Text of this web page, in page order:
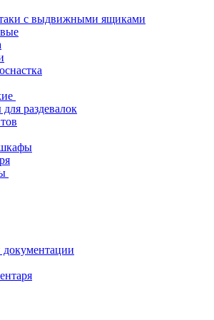
с выдвижными ящиками
раздевалок